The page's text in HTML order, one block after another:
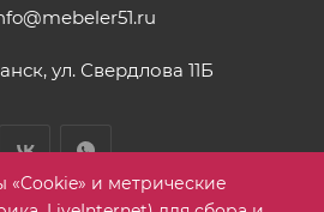
ул. Свердлова 11Б
и метрические